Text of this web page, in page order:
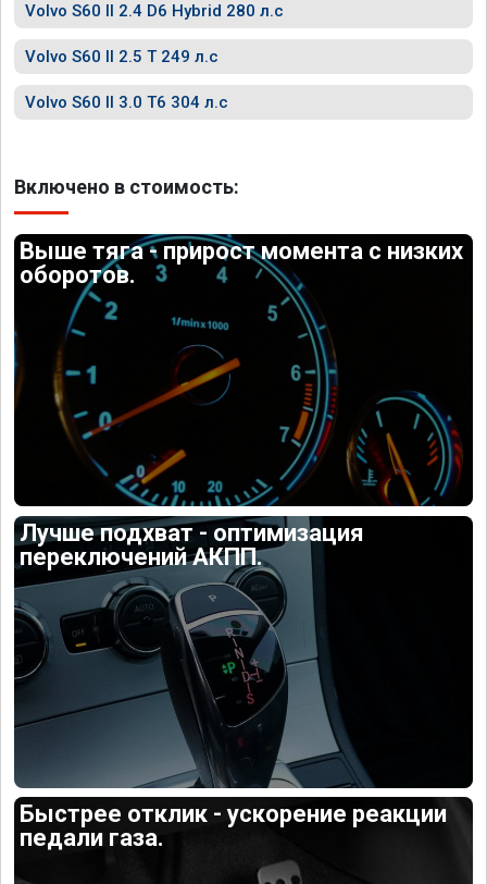
Volvo S60 II 2.4 D6 Hybrid 280 л.с
Volvo S60 II 2.5 T 249 л.с
Volvo S60 II 3.0 T6 304 л.с
Включено в стоимость:
Выше тяга - прирост момента с низких
оборотов.
Лучше подхват - оптимизация
переключений АКПП.
Быстрее отклик - ускорение реакции
педали газа.